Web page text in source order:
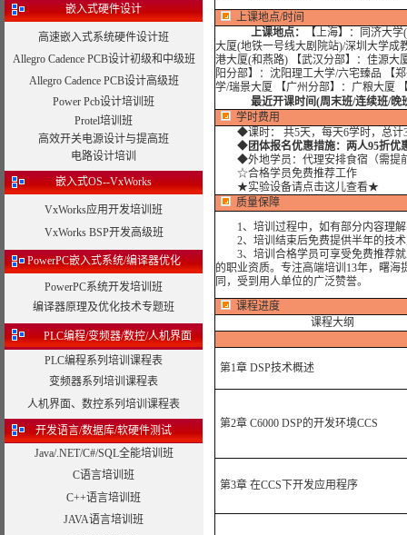
嵌入式硬件设计
高速嵌入式系统硬件设计班
Allegro Cadence PCB设计初级和中级班
Allegro Cadence PCB设计高级班
Power Pcb设计培训班
Protel培训班
高效开关电源设计与提高班
电路设计培训
嵌入式OS--VxWorks
VxWorks应用开发培训班
VxWorks BSP开发高级班
PowerPC嵌入式系统/编译器优化
PowerPC系统开发培训班
编译器原理及优化技术专题班
PLC编程/变频器/数控/人机界面
PLC编程系列培训课程表
变频器系列培训课程表
人机界面、数控系列培训课程表
开发语言/数据库/软硬件测试
Java/.NET/C#/SQL全能培训班
C语言培训班
C++语言培训班
JAVA语言培训班
上课地点/时间
上课地点：
【上海】：同济大
大厦(地铁一号线大剧院站)/深圳大学成
港大厦(和燕路) 【武汉分部】：佳源大
阳分部】：沈阳理工大学/六宅臻品 【
学/瑞景大厦 【广州分部】：广粮大厦
最近开课时间(周末班/连续班/晚
学时费用
◆课时： 共5天，每天6学时，总计
◆团体报名优惠措施：两人95折优
◆外地学员：代理安排食宿（需提
☆合格学员免费推荐工作
★实验设备请点击这儿查看★
质量保障
1、培训过程中，如有部分内容理解
2、培训结束后免费提供半年的技术
3、培训合格学员可享受免费推荐就
的职业资质。专注高端培训13年，曙
同，受到用人单位的广泛赞誉。
课程进度
课程大纲
第1章 DSP技术概述
第2章 C6000 DSP的开发环境CCS
第3章 在CCS下开发应用程序